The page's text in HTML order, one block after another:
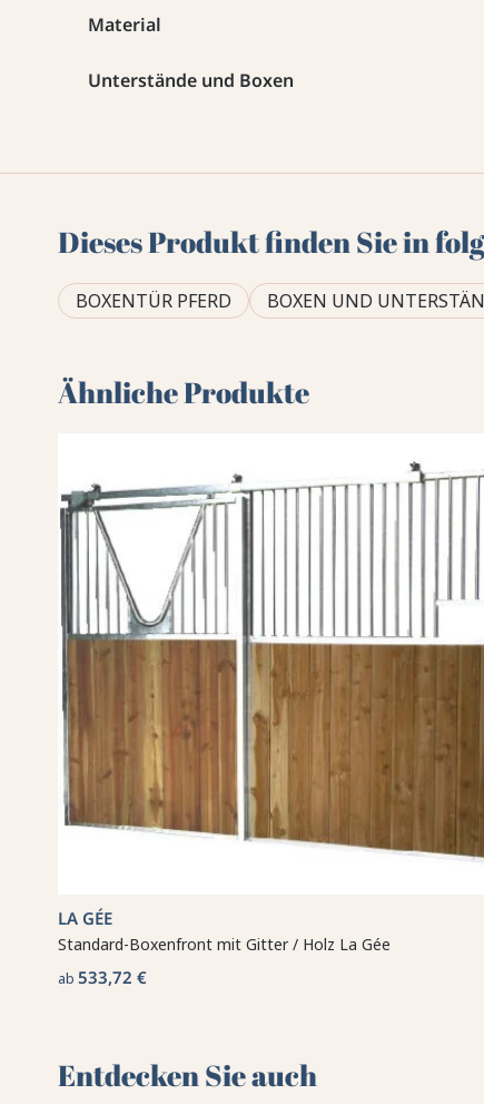
Material
Unterstände und Boxen
Dieses Produkt finden Sie in
BOXENTÜR PFERD BOXEN UND
Ähnliche Produkte
LA GÉE
Standard-Boxenfront mit Gitter / Holz La Gée
ab533,72 €
Entdecken Sie auch 🌻